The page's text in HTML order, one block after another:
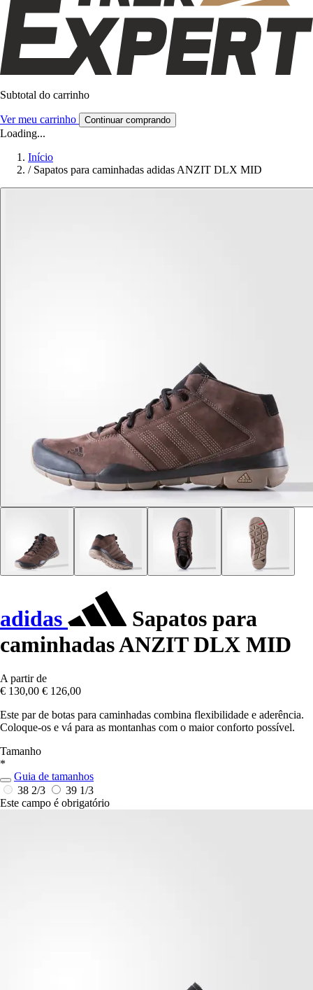
Subtotal do carrinho
Ver meu carrinho Continuar comprando
Loading...
Início
/ Sapatos para caminhadas adidas ANZIT DLX MID
adidas
Sapatos para
caminhadas ANZIT DLX MID
A partir de
€ 130,00 € 126,00
Este par de botas para caminhadas combina flexibilidade e aderência.
Coloque-os e vá para as montanhas com o maior conforto possível.
Tamanho
*
Guia de tamanhos
38 2/3
39 1/3
Este campo é obrigatório